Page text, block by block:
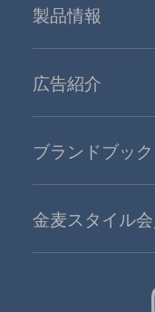
製品情報
広告紹介
ブランドブック
金麦スタイル